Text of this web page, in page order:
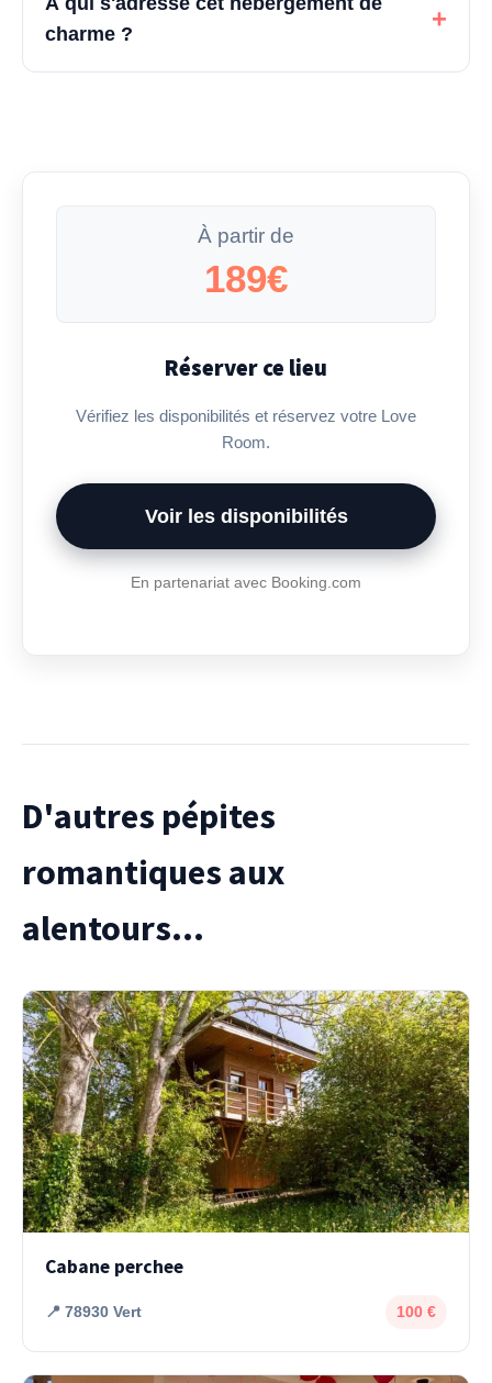
charme ?
+
À partir de
189€
Réserver ce lieu
Vérifiez les disponibilités et réservez votre Love
Room.
Voir les disponibilités
En partenariat avec Booking.com
D'autres pépites
romantiques aux
alentours...
Cabane perchee
📍 78930 Vert 100 €